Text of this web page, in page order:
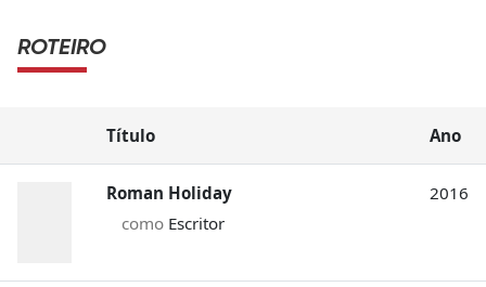
ROTEIRO
Título Ano
Roman Holiday
como Escritor
2016